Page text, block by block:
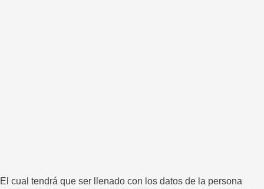
El cual tendrá que ser llenado con los datos de la persona